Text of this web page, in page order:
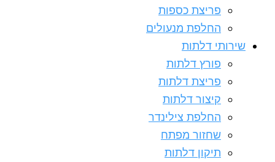
פריצת כספות
החלפת מנעולים
שירותי דלתות
פורץ דלתות
פריצת דלתות
קיצור דלתות
החלפת צילינדר
שחזור מפתח
תיקון דלתות